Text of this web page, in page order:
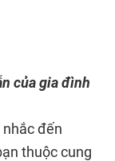
của gia đình
đến
thuộc cung